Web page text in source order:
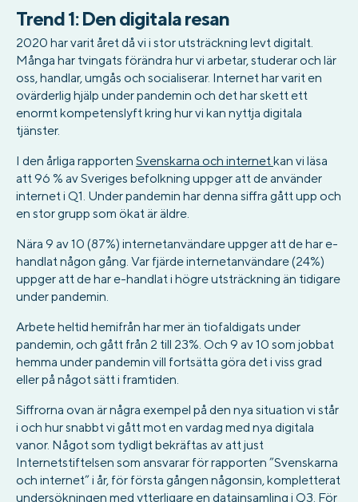
Trend 1: Den digitala resan
2020 har varit året då vi i stor utsträckning levt digitalt.
Många har tvingats förändra hur vi arbetar, studerar och lär
oss, handlar, umgås och socialiserar. Internet har varit en
ovärderlig hjälp under pandemin och det har skett ett
enormt kompetenslyft kring hur vi kan nyttja digitala
tjänster.
I den årliga rapporten Svenskarna och internet kan vi läsa
att 96 % av Sveriges befolkning uppger att de använder
internet i Q1. Under pandemin har denna siffra gått upp och
en stor grupp som ökat är äldre.
Nära 9 av 10 (87%) internetanvändare uppger att de har e-
handlat någon gång. Var fjärde internetanvändare (24%)
uppger att de har e-handlat i högre utsträckning än tidigare
under pandemin.
Arbete heltid hemifrån har mer än tiofaldigats under
pandemin, och gått från 2 till 23%. Och 9 av 10 som jobbat
hemma under pandemin vill fortsätta göra det i viss grad
eller på något sätt i framtiden.
Siffrorna ovan är några exempel på den nya situation vi står
i och hur snabbt vi gått mot en vardag med nya digitala
vanor. Något som tydligt bekräftas av att just
Internetstiftelsen som ansvarar för rapporten ”Svenskarna
och internet” i år, för första gången någonsin, kompletterat
undersökningen med ytterligare en datainsamling i Q3. För